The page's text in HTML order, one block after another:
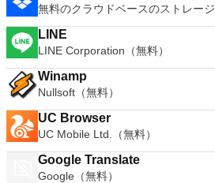
無料のクラウドベースのストレージ
LINE
LINE Corporation（無料）
Winamp
Nullsoft（無料）
UC Browser
UC Mobile Ltd.（無料）
Google Translate
Google（無料）